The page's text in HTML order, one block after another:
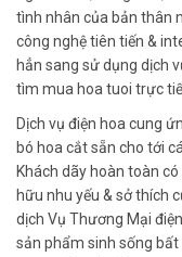
tình nhân của bản thân
công nghệ tiên tiến &
hẳn sang sử dụng dịch
tìm mua hoa tuoi trực
Dịch vụ điện hoa cung
bó hoa cắt sẵn cho tới
Khách dãy hoàn toàn
hữu nhu yếu & sở thích
dịch Vụ Thương Mại
sản phẩm sinh sống